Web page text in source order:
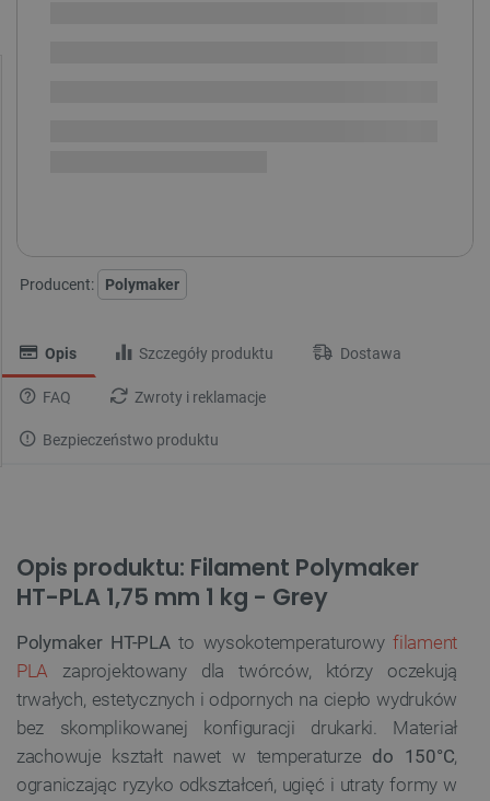
Producent: Polymaker
Opis Szczegóły produktu Dostawa
FAQ Zwroty i reklamacje
Bezpieczeństwo produktu
Opis produktu: Filament Polymaker
HT-PLA 1,75 mm 1 kg - Grey
Polymaker HT-PLAto wysokotemperaturowyfilament
PLA zaprojektowany dla twórców, którzy oczekują
trwałych, estetycznych i odpornych na ciepło wydruków
bez skomplikowanej konfiguracji drukarki. Materiał
zachowuje kształt nawet w temperaturze do 150°C,
ograniczając ryzyko odkształceń, ugięć i utraty formy w